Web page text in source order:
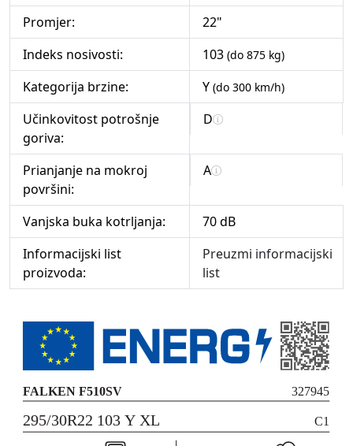
Promjer:
22"
Indeks nosivosti:
103 (do 875 kg)
Kategorija brzine: Y (do 300 km/h)
Učinkovitost potrošnje
goriva:
D
Prianjanje na mokroj
površini:
A
Vanjska buka kotrljanja:
70 dB
Informacijski list
proizvoda:
Preuzmi informacijski
list